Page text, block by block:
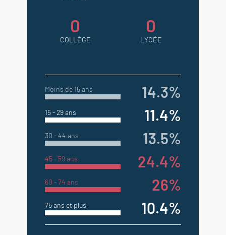
0
COLLÈGE
0
LYCÉE
Moins de 15 ans 14.3%
15 - 29 ans 11.4%
30 - 44 ans 13.5%
45 - 59 ans 24.4%
60 - 74 ans 26%
75 ans et plus 10.4%